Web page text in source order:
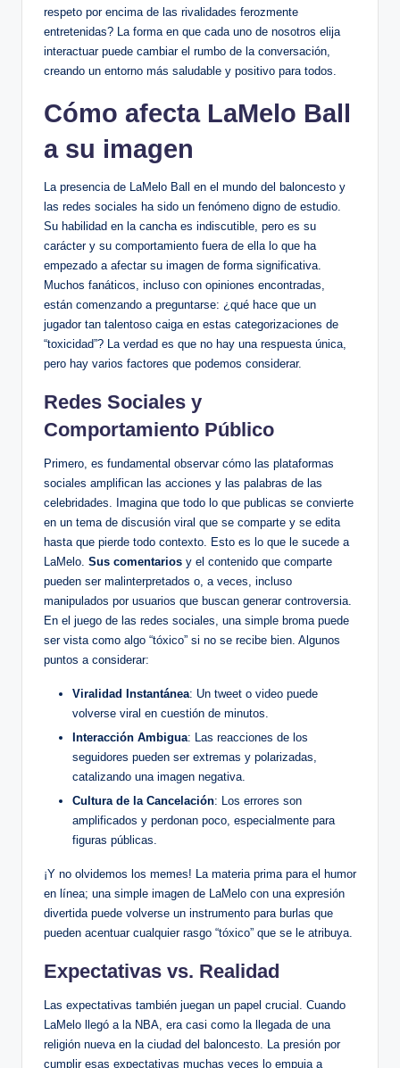
respeto​ por encima de las rivalidades ferozmente
entretenidas? La forma⁢ en que cada uno de nosotros ⁢elija
interactuar puede‌ cambiar el rumbo de la​ conversación,
creando un entorno⁣ más saludable y positivo para todos.
Cómo afecta LaMelo Ball
a su⁤ imagen
La presencia de LaMelo Ball en el mundo del baloncesto y
las redes sociales ha sido⁣ un fenómeno digno de‌ estudio.
Su ‌habilidad ⁢en la cancha es indiscutible, pero es su⁣
carácter y su⁣ comportamiento fuera‍ de ella lo que ha
⁤empezado a afectar su imagen de forma significativa.
Muchos fanáticos, ​incluso con opiniones encontradas,
están comenzando a ‍preguntarse: ¿qué hace que un
jugador ‌tan talentoso‌ caiga en estas ​categorizaciones​ de
“toxicidad”? La verdad es que no ‌hay una respuesta única,
pero hay varios factores que podemos considerar.
Redes Sociales y
Comportamiento Público
Primero, es ⁣fundamental observar cómo las plataformas
sociales amplifican​ las acciones ‌y las palabras de las
celebridades. Imagina que todo ‍lo que publicas ⁣se convierte
en un tema de discusión viral que se comparte y se edita
hasta que ‌pierde‍ todo contexto. Esto es lo​ que le ⁣sucede ​a
LaMelo. Sus comentarios y el contenido que ​comparte
pueden ser malinterpretados o,‍ a ​veces, incluso
manipulados ⁢por usuarios que buscan generar ⁤controversia.
En el juego de las redes sociales, una simple broma puede‌
ser vista como ‌algo “tóxico”​ si‌ no se‌ recibe⁤ bien. Algunos‌
puntos ‌a ⁤considerar:
Viralidad Instantánea: Un tweet o⁢ video puede
volverse viral en cuestión de ⁢minutos.⁤
Interacción Ambigua: Las ⁢reacciones​ de los
seguidores pueden ser extremas⁤ y‌ polarizadas,
catalizando una‌ imagen negativa.
Cultura de la Cancelación: Los errores⁢ son
⁤amplificados ⁤y perdonan poco, especialmente para‍
figuras ​públicas.
¡Y no‌ olvidemos los memes! La materia prima para ‍el humor
⁢en línea; una simple​ imagen de LaMelo con una expresión
⁢divertida puede volverse un ​instrumento‍ para burlas que
pueden acentuar​ cualquier rasgo “tóxico” que se⁢ le atribuya.
Expectativas vs. Realidad
Las expectativas también juegan un ⁢papel crucial. Cuando
LaMelo llegó a la NBA, era casi como la llegada de una
religión‌ nueva ‌en la⁣ ciudad ⁤del baloncesto. La presión ‍por
cumplir esas expectativas muchas veces lo empuja a